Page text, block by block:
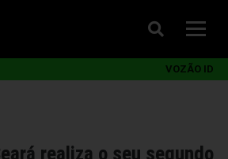
VOZÃO ID
realiza o seu segundo